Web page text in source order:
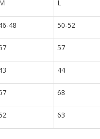
L
48 50-52
57
44
68
63